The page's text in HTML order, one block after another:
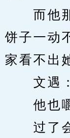
而他那
饼子一动
家看不出
文遇
他也嚼
过了会